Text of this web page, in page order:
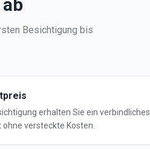
Besichtigung bis
erhalten Sie ein verbindliches
versteckte Kosten.